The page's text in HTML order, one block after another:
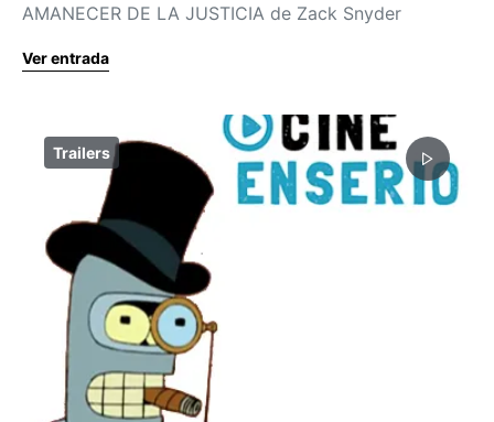
AMANECER DE LA JUSTICIA de Zack Snyder
Ver entrada
Trailers